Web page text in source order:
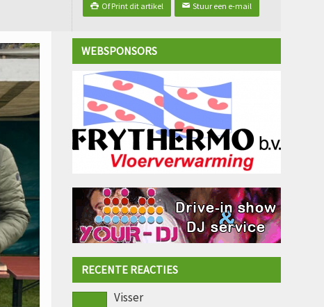
 Of Print dit artikel ✉ Stuur een e-mail
WEBSPONSORS
RECENTE REACTIES
Visser